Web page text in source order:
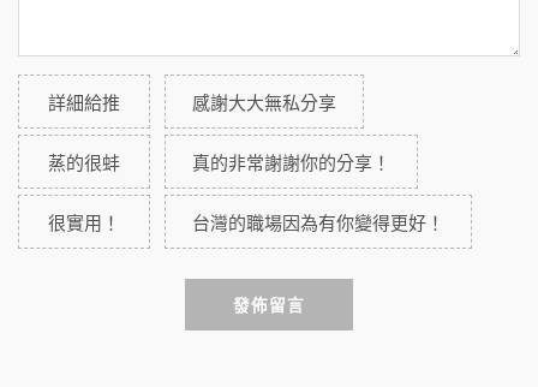
詳細給推 感謝大大無私分享
蒸的很蚌 真的非常謝謝你的分享！
很實用！ 台灣的職場因為有你變得更好！
發佈留言